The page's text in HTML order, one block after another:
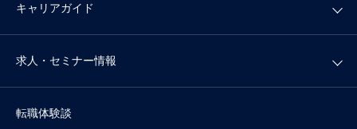
キャリアガイド
求人・セミナー情報
転職体験談